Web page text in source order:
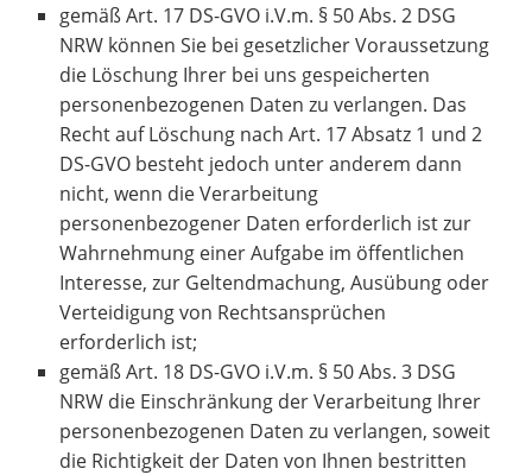
gemäß Art. 17 DS-GVO i.V.m. § 50 Abs. 2 DSG
NRW können Sie bei gesetzlicher Voraussetzung
die Löschung Ihrer bei uns gespeicherten
personenbezogenen Daten zu verlangen. Das
Recht auf Löschung nach Art. 17 Absatz 1 und 2
DS-GVO besteht jedoch unter anderem dann
nicht, wenn die Verarbeitung
personenbezogener Daten erforderlich ist zur
Wahrnehmung einer Aufgabe im öffentlichen
Interesse, zur Geltendmachung, Ausübung oder
Verteidigung von Rechtsansprüchen
erforderlich ist;
gemäß Art. 18 DS-GVO i.V.m. § 50 Abs. 3 DSG
NRW die Einschränkung der Verarbeitung Ihrer
personenbezogenen Daten zu verlangen, soweit
die Richtigkeit der Daten von Ihnen bestritten